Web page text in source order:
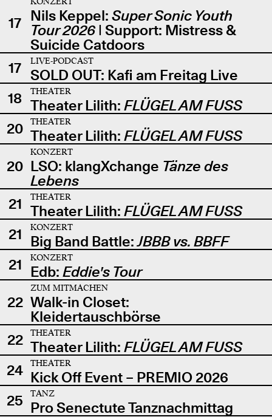
17 Nils Keppel: Super Sonic Youth
Tour 2026| Support: Mistress &
Suicide Catdoors
17
LIVE-PODCAST
SOLD OUT: Kafi am Freitag Live
18
THEATER
Theater Lilith: FLÜGEL AM FUSS
20
THEATER
Theater Lilith: FLÜGEL AM FUSS
20
KONZERT
LSO: klangXchange Tänze des
Lebens
21
THEATER
Theater Lilith: FLÜGEL AM FUSS
21
KONZERT
Big Band Battle:JBBB vs. BBFF
21
KONZERT
Edb: Eddie's Tour
22
ZUM MITMACHEN
Walk-in Closet:
Kleidertauschbörse
22
THEATER
Theater Lilith: FLÜGEL AM FUSS
24
THEATER
Kick Off Event – PREMIO 2026
25
TANZ
Pro Senectute Tanznachmittag